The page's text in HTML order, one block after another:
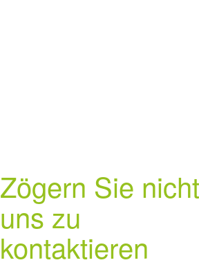
Zögern Sie nicht
uns zu
kontaktieren